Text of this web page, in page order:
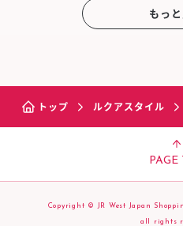
もっ
トップ ルクアスタイル
PAGE
Copyright © JR West Japan
all rights